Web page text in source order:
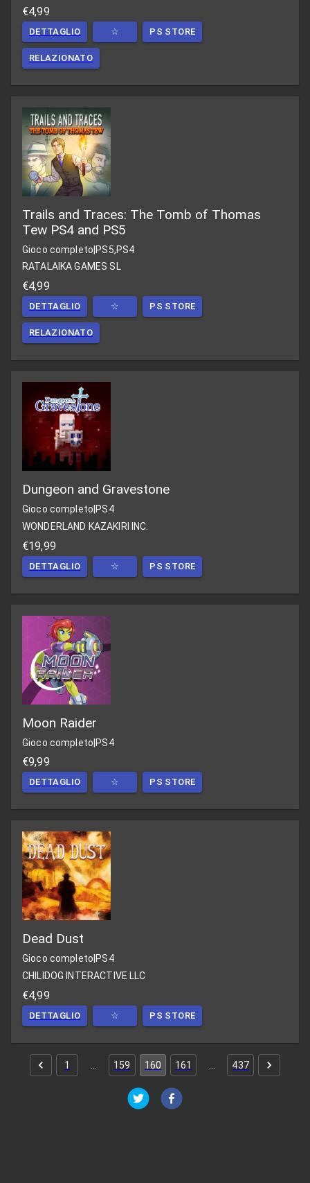
€4,99
DETTAGLIO ☆ PS STORE
RELAZIONATO
Trails and Traces: The Tomb of Thomas
Tew PS4 and PS5
Gioco completo|PS5,PS4
RATALAIKA GAMES SL
€4,99
DETTAGLIO ☆ PS STORE
RELAZIONATO
Dungeon and Gravestone
Gioco completo PS4
WONDERLAND KAZAKIRI INC.
€19,99
DETTAGLIO ☆ PS STORE
Moon Raider
Gioco completo|PS4
€9,99
DETTAGLIO ☆ PS STORE
Dead Dust
Gioco completo PS4
CHILIDOG INTERACTIVE LLC
€4,99
DETTAGLIO ☆ PS STORE
1 159 160 161 437